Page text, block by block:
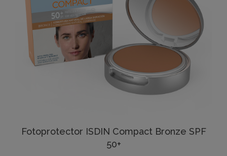
Fotoprotector ISDIN Compact Bronze SPF
50+